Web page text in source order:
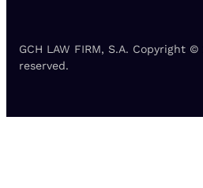
GCH LAW FIRM, S.A. Copyright
reserved.